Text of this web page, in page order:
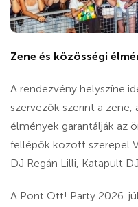
Zene és közösségi
A rendezvény helyszíne
szervezők szerint a zene,
élmények garantálják az
fellépők között szerepel
DJ Regán Lilli, Katapult
A Pont Ott! Party 2026.